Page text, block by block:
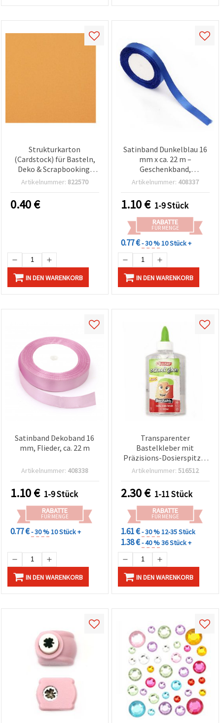
Strukturkarton
(Cardstock) für Basteln,
Deko & Scrapbooking,
30,5 x 30,5 cm,
Artikelnummer: 822570
0.40€
IN DEN WARENKORB
Satinband Dunkelblau 16
mm x ca. 22 m –
Geschenkband,
Dekoband, Bastelbedarf
Artikelnummer: 408337
1.10€ 1-9 Stück
RABATTE
FÜR MENGE
0.77 €- 30 %10 Stück +
IN DEN WARENKORB
Satinband Dekoband 16
mm, Flieder, ca. 22 m
Artikelnummer: 408338
1.10€ 1-9 Stück
RABATTE
FÜR MENGE
0.77 €- 30 %10 Stück +
IN DEN WARENKORB
Transparenter
Bastelkleber mit
Präzisions-Dosierspitze,
147 ml
Artikelnummer: 516512
2.30€ 1-11 Stück
RABATTE
FÜR MENGE
1.61 €- 30 %12-35 Stück
1.38 €- 40 %36 Stück +
IN DEN WARENKORB